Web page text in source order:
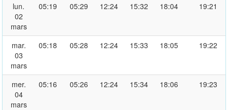
lun.
02
mars
05:19 05:29 12:24 15:32 18:04 19:21
mar.
03
mars
05:18 05:28 12:24 15:33 18:05 19:22
mer.
04
mars
05:16 05:26 12:24 15:34 18:06 19:23